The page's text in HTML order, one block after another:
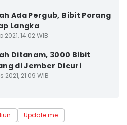
Ada Pergub, Bibit Porang
Langka
2021, 14:02 WIB
Ditanam, 3000 Bibit
di Jember Dicuri
2021, 21:09 WIB
Update me